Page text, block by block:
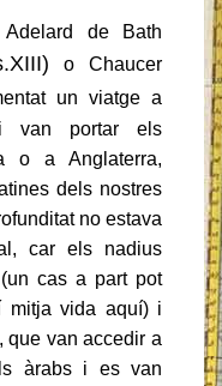
de Bath
) o Chaucer
un viatge a
van portar els
o a Anglaterra,
dels nostres
no estava
car els nadius
cas a part pot
mitja vida aquí) i
que van accedir a
àrabs i es van